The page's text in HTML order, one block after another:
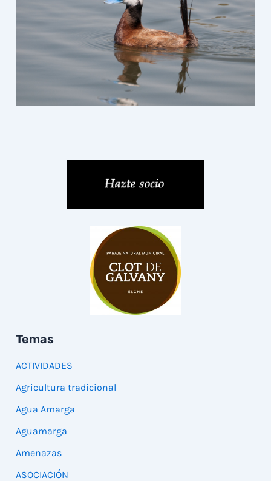
Temas
ACTIVIDADES
Agricultura tradicional
Agua Amarga
Aguamarga
Amenazas
ASOCIACIÓN